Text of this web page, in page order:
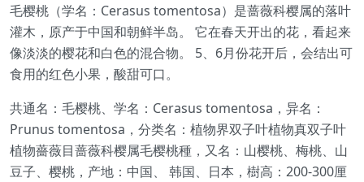
毛樱桃（学名：Cerasus tomentosa）是蔷薇科樱属的落叶
灌木，原产于中国和朝鲜半岛。 它在春天开出的花，看起来
像淡淡的樱花和白色的混合物。 5、6月份花开后，会结出可
食用的红色小果，酸甜可口。
共通名：毛樱桃、学名：Cerasus tomentosa，异名：
Prunus tomentosa，分类名：植物界双子叶植物真双子叶
植物薔薇目蔷薇科樱属毛樱桃種，又名：山樱桃、梅桃、山
豆子、樱桃，产地：中国、 韩国、日本，樹高：200-300厘